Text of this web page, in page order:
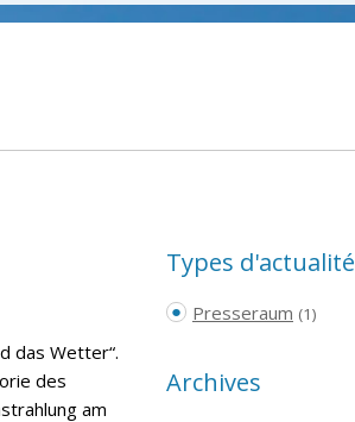
das Wetter“.
des
am
Types d'actualité
Presseraum (1)
Archives